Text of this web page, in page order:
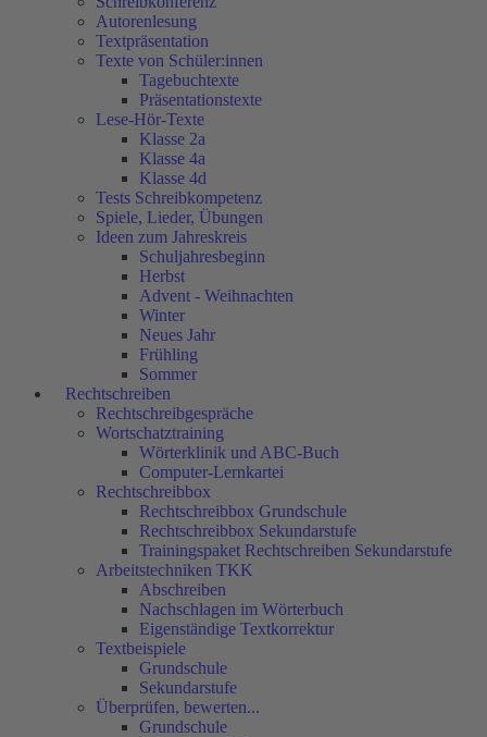
Autorenlesung
Textpräsentation
Texte von Schüler:innen
Tagebuchtexte
Präsentationstexte
Lese-Hör-Texte
Klasse 2a
Klasse 4a
Klasse 4d
Tests Schreibkompetenz
Spiele, Lieder, Übungen
Ideen zum Jahreskreis
Schuljahresbeginn
Herbst
Advent - Weihnachten
Winter
Neues Jahr
Frühling
Sommer
Rechtschreiben
Rechtschreibgespräche
Wortschatztraining
Wörterklinik und ABC-Buch
Computer-Lernkartei
Rechtschreibbox
Rechtschreibbox Grundschule
Rechtschreibbox Sekundarstufe
Trainingspaket Rechtschreiben Sekundarstufe
Arbeitstechniken TKK
Abschreiben
Nachschlagen im Wörterbuch
Eigenständige Textkorrektur
Textbeispiele
Grundschule
Sekundarstufe
Überprüfen, bewerten...
Grundschule